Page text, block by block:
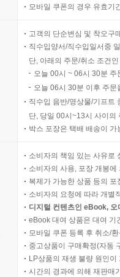
모바일 쿠폰의 경우 유효기
고객의 단순변심 및 착오구
직수입양서/직수입일서중
단, 아래의 주문/취소 조건
오늘 00시 ~ 06시 30분
오늘 06시 30분 이후 주
직수입 음반/영상물/기프트
단, 당일 00시~13시 사이의
박스 포장은 택배 배송이
소비자의 책임 있는 사유로
소비자의 사용, 포장 개봉
복제가 가능한 상품 등의
소비자의 요청에 따라 개별
디지털 컨텐츠인 eBook,
eBook 대여 상품은 대여 기
모바일 쿠폰 등록 후 취소/
중고상품이 구매확정(자동
LP상품의 재생 불량 원인
시간의 경과에 의해 재판매